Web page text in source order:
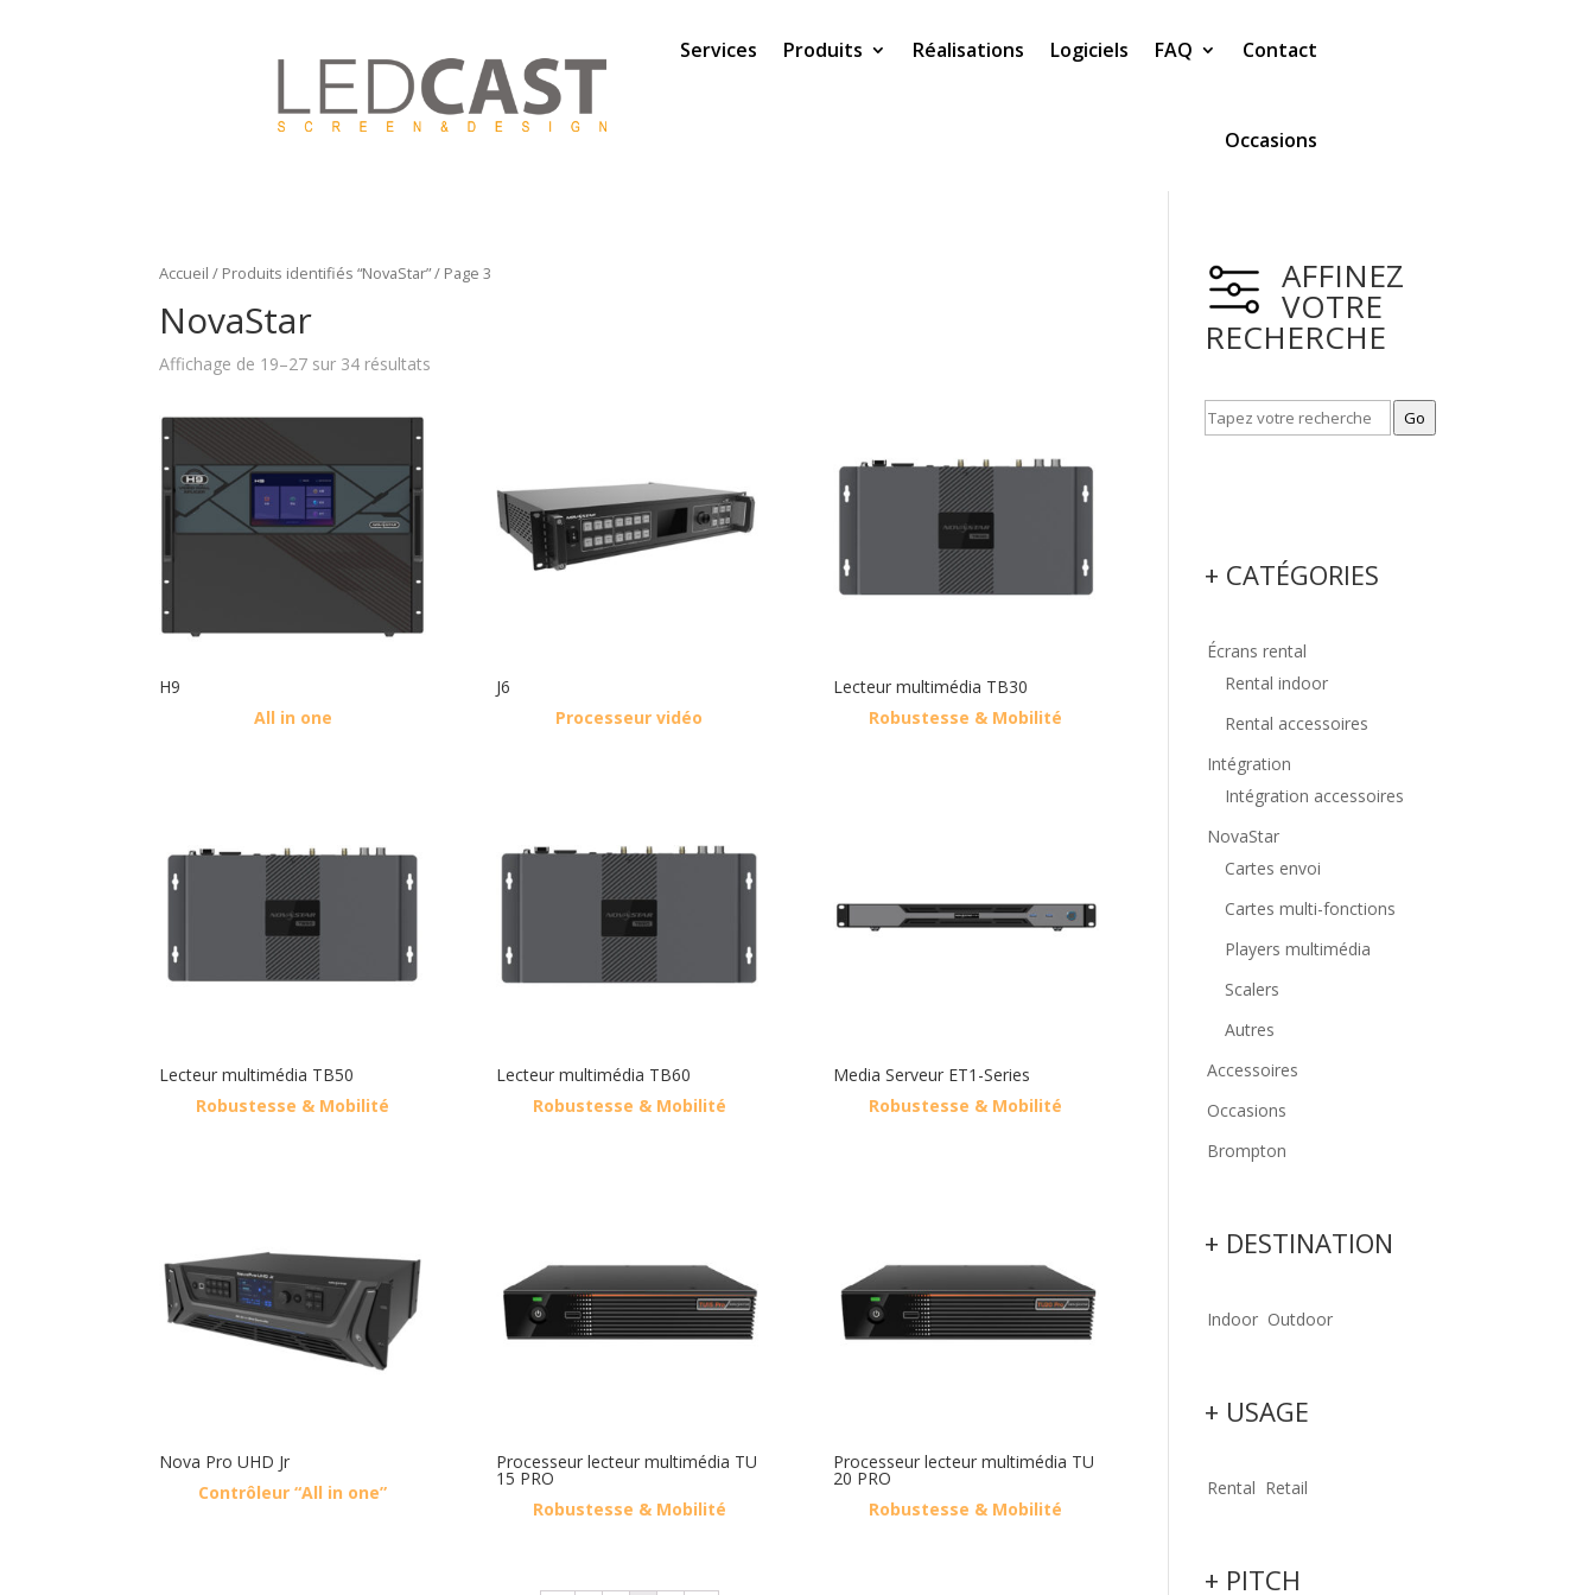
Services Produits Réalisations Logiciels FAQ Contact
Occasions
Accueil / Produits identifiés “NovaStar”/ Page 3
NovaStar
Affichage de 19–27 sur 34 résultats
H9
All in one
J6
Processeur vidéo
Lecteur multimédia TB30
Robustesse & Mobilité
Lecteur multimédia TB50
Robustesse & Mobilité
Lecteur multimédia TB60
Robustesse & Mobilité
Media Serveur ET1-Series
Robustesse & Mobilité
Nova Pro UHD Jr
Contrôleur “All in one”
Processeur lecteur multimédia TU
15 PRO
Robustesse & Mobilité
Processeur lecteur multimédia TU
20 PRO
Robustesse & Mobilité
AFFINEZ
VOTRE
RECHERCHE
Go
+ CATÉGORIES
Écrans rental
Rental indoor
Rental accessoires
Intégration
Intégration accessoires
NovaStar
Cartes envoi
Cartes multi-fonctions
Players multimédia
Scalers
Autres
Accessoires
Occasions
Brompton
+ DESTINATION
Indoor Outdoor
+ USAGE
Rental Retail
+ PITCH